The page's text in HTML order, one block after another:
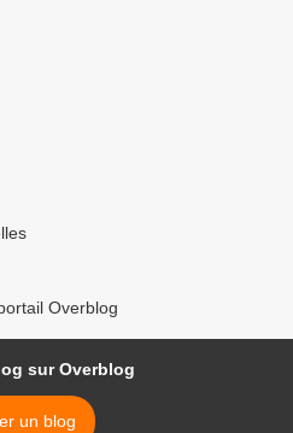
Overblog
sur Overblog
un blog